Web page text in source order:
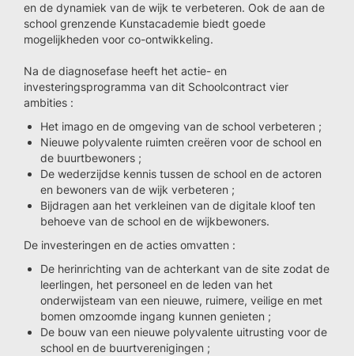
en de dynamiek van de wijk te verbeteren. Ook de aan de
school grenzende Kunstacademie biedt goede
mogelijkheden voor co-ontwikkeling.
Na de diagnosefase heeft het actie- en
investeringsprogramma van dit Schoolcontract vier
ambities :
Het imago en de omgeving van de school verbeteren ;
Nieuwe polyvalente ruimten creëren voor de school en
de buurtbewoners ;
De wederzijdse kennis tussen de school en de actoren
en bewoners van de wijk verbeteren ;
Bijdragen aan het verkleinen van de digitale kloof ten
behoeve van de school en de wijkbewoners.
De investeringen en de acties omvatten :
De herinrichting van de achterkant van de site zodat de
leerlingen, het personeel en de leden van het
onderwijsteam van een nieuwe, ruimere, veilige en met
bomen omzoomde ingang kunnen genieten ;
De bouw van een nieuwe polyvalente uitrusting voor de
school en de buurtverenigingen ;